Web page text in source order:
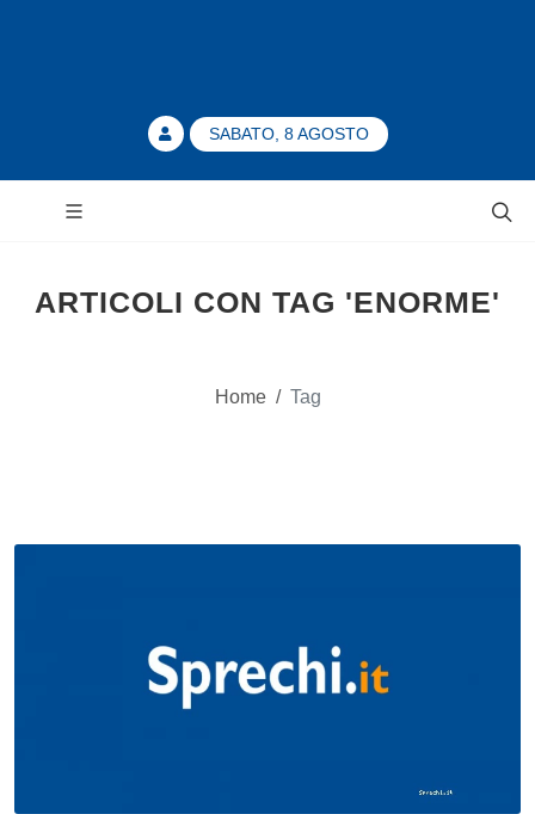
SABATO, 8 AGOSTO
ARTICOLI CON TAG 'ENORME'
Home / Tag